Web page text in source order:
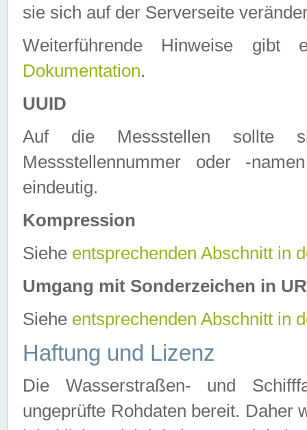
sie sich auf der Serverseite
Weiterführende Hinweise
Dokumentation.
UUID
Auf die Messstellen sollte
Messstellennummer oder -
eindeutig.
Kompression
Siehe entsprechenden Abschnitt in
Umgang mit Sonderzeichen in
Siehe entsprechenden Abschnitt in
Haftung und Lizenz
Die Wasserstraßen- und
ungeprüfte Rohdaten bereit. Daher